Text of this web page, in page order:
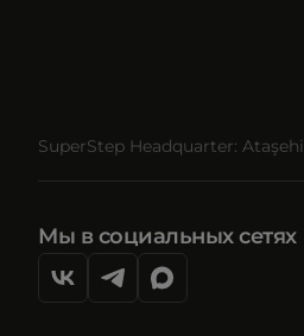
SuperStep Headquarter:
Мы в социальных сетях